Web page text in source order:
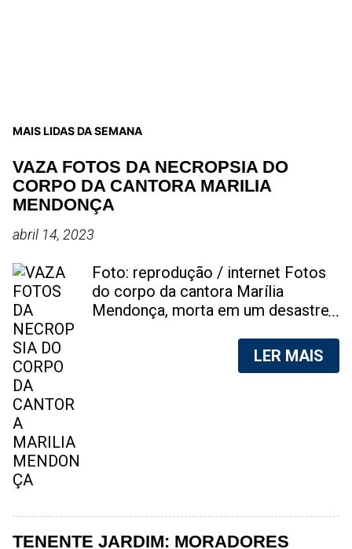
MAIS LIDAS DA SEMANA
VAZA FOTOS DA NECROPSIA DO
CORPO DA CANTORA MARILIA
MENDONÇA
abril 14, 2023
Foto: reprodução / internet Fotos
do corpo da cantora Marília
Mendonça, morta em um desastre
foram vazadas na internet. A
divulgação de fotos do corpo de
vendendo as fotos. Cada foto, no
valor de R$20 (Vinte reais). A
LER MAIS
TENENTE JARDIM: MORADORES